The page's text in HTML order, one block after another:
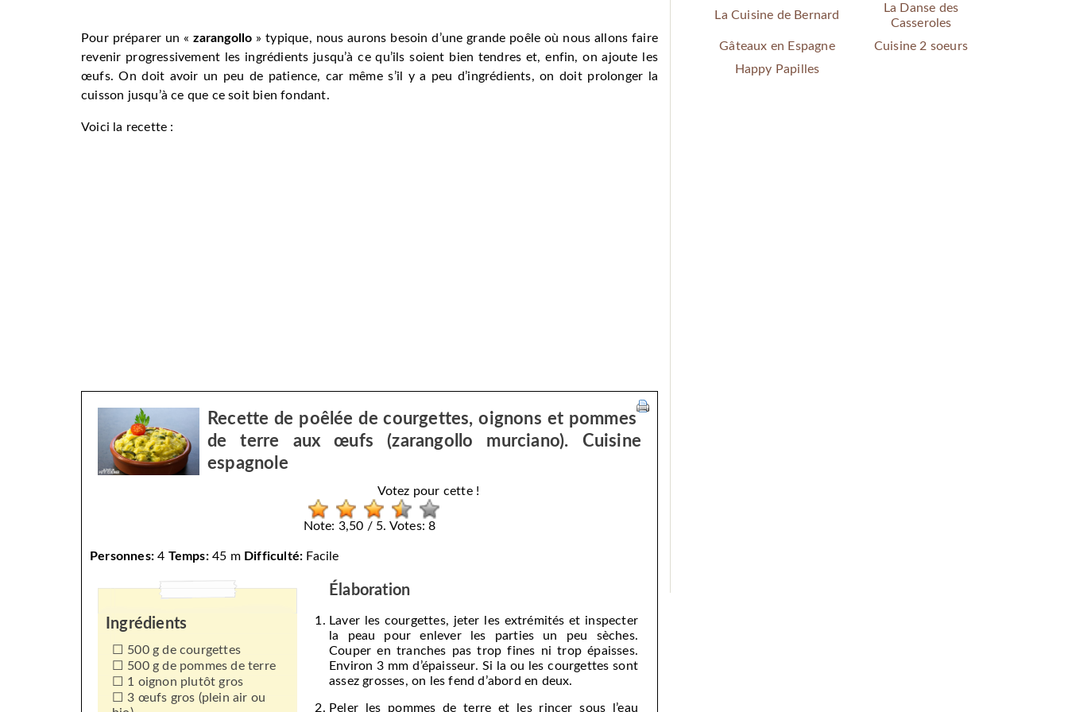
Pour préparer un «zarangollo » typique, nous aurons besoin d’une grande poêle où nous allons faire
revenir progressivement les ingrédients jusqu’à ce qu’ils soient bien tendres et, enfin, on ajoute les
œufs. On doit avoir un peu de patience, car même s’il y a peu d’ingrédients, on doit prolonger la
cuisson jusqu’à ce que ce soit bien fondant.
Voici la recette :
Recette de poêlée de courgettes, oignons et pommes
de terre aux œufs (zarangollo murciano). Cuisine
espagnole
Votez pour cette !
Note: 3,50 / 5. Votes: 8
Personnes: 4 Temps: 45 m Difficulté: Facile
Ingrédients
500 g de courgettes
500 g de pommes de terre
1 oignon plutôt gros
3 œufs gros (plein air ou
Élaboration
Laver les courgettes, jeter les extrémités et inspecter
la peau pour enlever les parties un peu sèches.
Couper en tranches pas trop fines ni trop épaisses.
Environ 3 mm d’épaisseur. Si la ou les courgettes sont
assez grosses, on les fend d’abord en deux.
Peler les pommes de terre et les rincer sous l’eau
La Cuisine de Bernard
La Danse des
Casseroles
Gâteaux en Espagne
Cuisine 2 soeurs
Happy Papilles